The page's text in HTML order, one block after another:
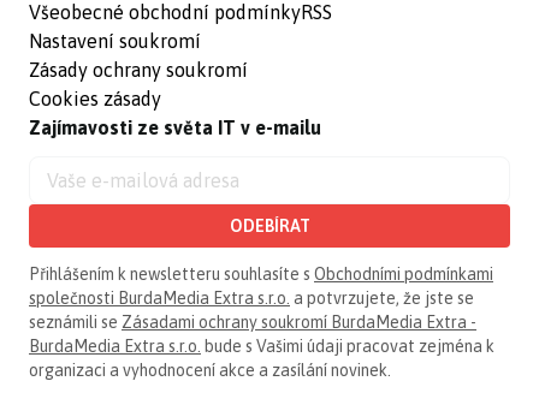
Všeobecné obchodní podmínky
Nastavení soukromí
Zásady ochrany soukromí
Cookies zásady
RSS
Zajímavosti ze světa IT v e-mailu
ODEBÍRAT
Přihlášením k newsletteru souhlasíte s Obchodními podmínkami
společnosti BurdaMedia Extra s.r.o. a potvrzujete, že jste se
seznámili se Zásadami ochrany soukromí BurdaMedia Extra -
BurdaMedia Extra s.r.o. bude s Vašimi údaji pracovat zejména k
organizaci a vyhodnocení akce a zasílání novinek.